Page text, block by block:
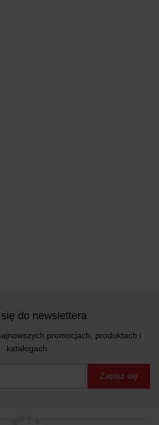
do newslettera
promocjach, produktach i
katalogach
Zapisz się